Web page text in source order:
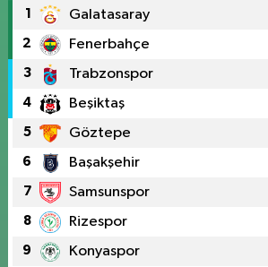
1 Galatasaray
2 Fenerbahçe
3 Trabzonspor
4 Beşiktaş
5 Göztepe
6 Başakşehir
7 Samsunspor
8 Rizespor
9 Konyaspor